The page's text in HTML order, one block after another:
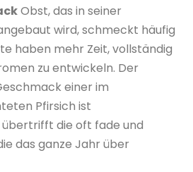
Obst, das in seiner
wird, schmeckt häufig
haben mehr Zeit, vollständig
zu entwickeln. Der
einer im
Pfirsich ist
die oft fade und
das ganze Jahr über